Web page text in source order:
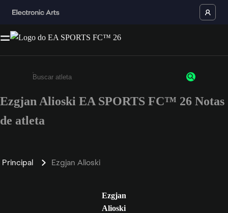
Insira pelo menos 3 caracteres ou números
Ezgjan Alioski EA SPORTS FC™ 26 Notas
de atleta
Principal Ezgjan Alioski
Ezgjan
Alioski